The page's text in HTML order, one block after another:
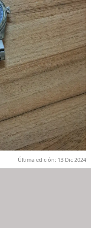
Última edición: 13 Dic 2024